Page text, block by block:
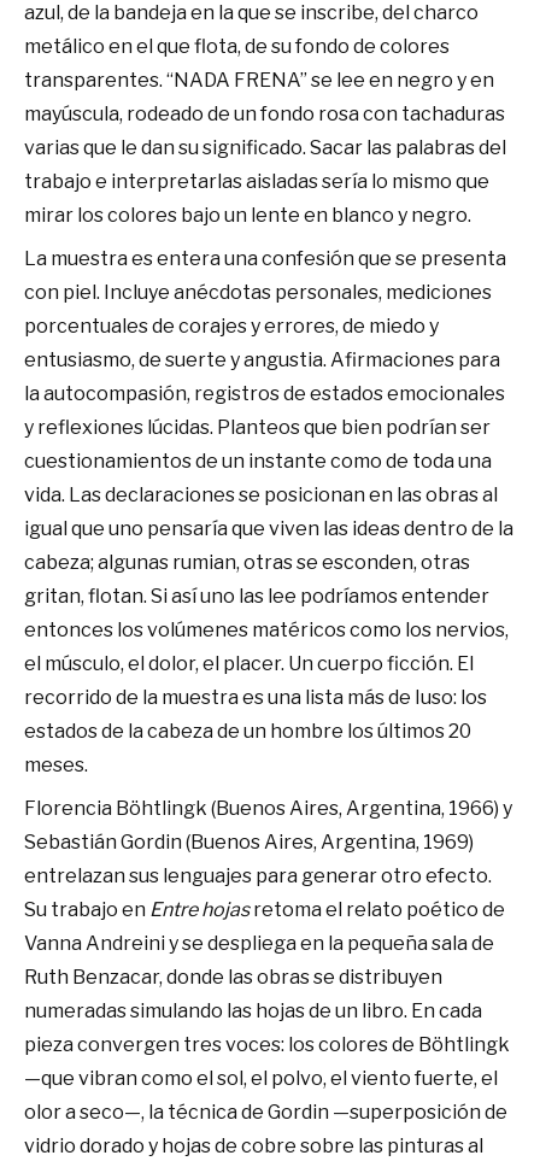
azul, de la bandeja en la que se inscribe, del charco
metálico en el que flota, de su fondo de colores
transparentes. “NADA FRENA” se lee en negro y en
mayúscula, rodeado de un fondo rosa con tachaduras
varias que le dan su significado. Sacar las palabras del
trabajo e interpretarlas aisladas sería lo mismo que
mirar los colores bajo un lente en blanco y negro.
La muestra es entera una confesión que se presenta
con piel. Incluye anécdotas personales, mediciones
porcentuales de corajes y errores, de miedo y
entusiasmo, de suerte y angustia. Afirmaciones para
la autocompasión, registros de estados emocionales
y reflexiones lúcidas. Planteos que bien podrían ser
cuestionamientos de un instante como de toda una
vida. Las declaraciones se posicionan en las obras al
igual que uno pensaría que viven las ideas dentro de la
cabeza; algunas rumian, otras se esconden, otras
gritan, flotan. Si así uno las lee podríamos entender
entonces los volúmenes matéricos como los nervios,
el músculo, el dolor, el placer. Un cuerpo ficción. El
recorrido de la muestra es una lista más de Iuso: los
estados de la cabeza de un hombre los últimos 20
meses.
Florencia Böhtlingk (Buenos Aires, Argentina, 1966) y
Sebastián Gordin (Buenos Aires, Argentina, 1969)
entrelazan sus lenguajes para generar otro efecto.
Su trabajo en Entre hojasretoma el relato poético de
Vanna Andreini y se despliega en la pequeña sala de
Ruth Benzacar, donde las obras se distribuyen
numeradas simulando las hojas de un libro. En cada
pieza convergen tres voces: los colores de Böhtlingk
—que vibran como el sol, el polvo, el viento fuerte, el
olor a seco—, la técnica de Gordin —superposición de
vidrio dorado y hojas de cobre sobre las pinturas al